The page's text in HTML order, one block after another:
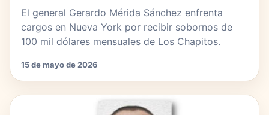
El general Gerardo Mérida Sánchez enfrenta
cargos en Nueva York por recibir sobornos de
100 mil dólares mensuales de Los Chapitos.
15 de mayo de 2026